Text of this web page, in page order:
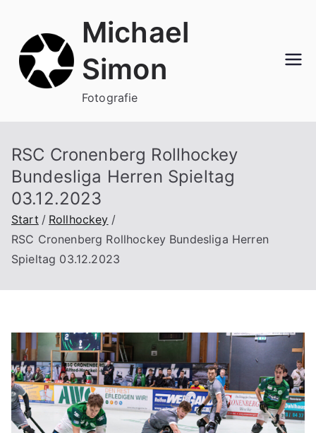
springen
Michael
Simon
Fotografie
RSC Cronenberg Rollhockey
Bundesliga Herren Spieltag
03.12.2023
Start
Rollhockey
RSC Cronenberg Rollhockey Bundesliga Herren
Spieltag 03.12.2023